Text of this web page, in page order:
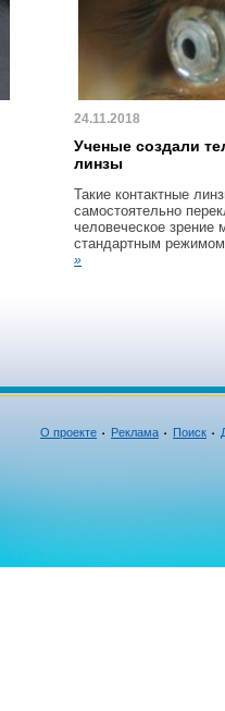
24.11.2018
Ученые создали
линзы
Такие контактные
самостоятельно
человеческое зрение
стандартным
»
О проекте Реклама Поиск